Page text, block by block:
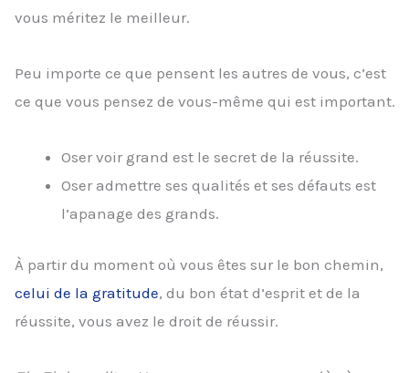
vous méritez le meilleur.
Peu importe ce que pensent les autres de vous, c’est
ce que vous pensez de vous-même qui est important.
Oser voir grand est le secret de la réussite.
Oser admettre ses qualités et ses défauts est
l’apanage des grands.
À partir du moment où vous êtes sur le bon chemin,
celui de la gratitude, du bon état d’esprit et de la
réussite, vous avez le droit de réussir.